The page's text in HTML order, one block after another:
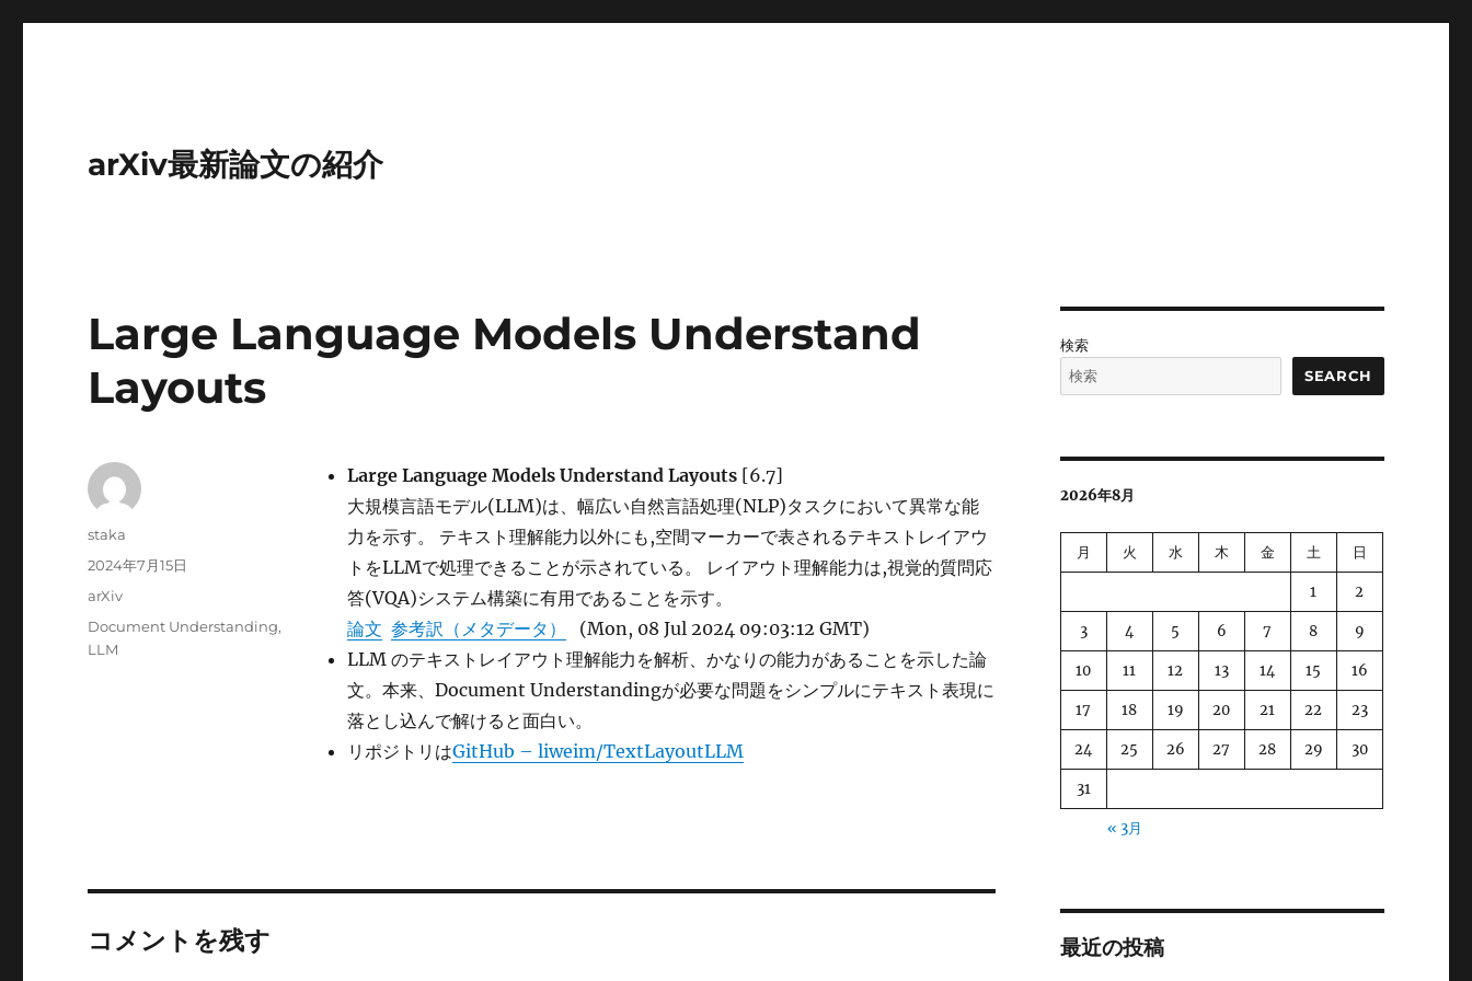
arXiv最新論文の紹介
Large Language Models Understand
Layouts
Large Language Models Understand Layouts [6.7]
大規模言語モデル(LLM)は、幅広い自然言語処理(NLP)タスクにおいて異常な能
力を示す。 テキスト理解能力以外にも,空間マーカーで表されるテキストレイアウ
トをLLMで処理できることが示されている。 レイアウト理解能力は,視覚的質問応
答(VQA)システム構築に有用であることを示す。
論文 参考訳（メタデータ）
(Mon, 08 Jul 2024 09:03:12 GMT)
LLM のテキストレイアウト理解能力を解析、かなりの能力があることを示した論
文。本来、Document Understandingが必要な問題をシンプルにテキスト表現に
落とし込んで解けると面白い。
リポジトリはGitHub – liweim/TextLayoutLLM
投
staka
投
2024年7月15日
カ
arXiv
タ
グ
Document Understanding,
LLM
コメントを残す
検索
SEARCH
2026年8月
月 火 水 木 金 土 日
1 2
3 4 5 6 7 8 9
10 11 12 13 14 15 16
17 18 19 20 21 22 23
24 25 26 27 28 29 30
31
« 3月
最近の投稿